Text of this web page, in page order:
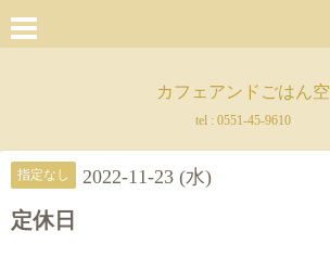
カフェアンドごはん空
tel : 0551-45-9610
指定なし 2022-11-23 (水)
定休日